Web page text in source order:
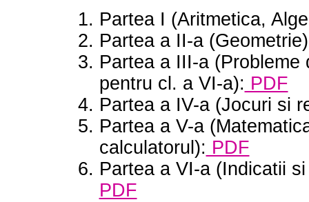
Partea I (Aritmetica,
Partea a II-a
Partea a III-a (Probleme
pentru cl. a VI-a): PDF
Partea a IV-a (Jocuri si
Partea a V-a
calculatorul): PDF
Partea a VI-a (Indicatii
PDF